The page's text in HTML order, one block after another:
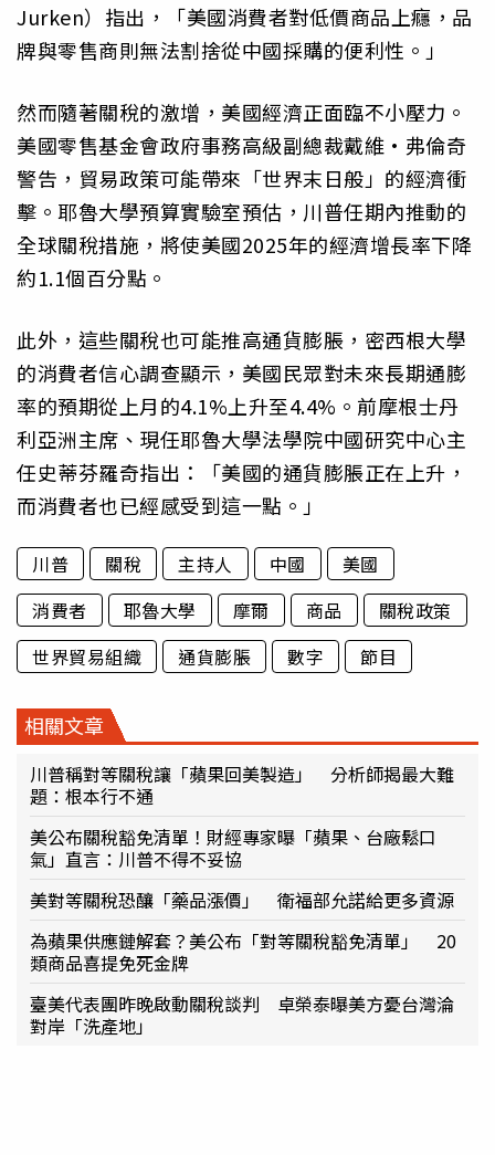
Jurken）指出，「美國消費者對低價商品上癮，品
牌與零售商則無法割捨從中國採購的便利性。」
然而隨著關稅的激增，美國經濟正面臨不小壓力。
美國零售基金會政府事務高級副總裁戴維·弗倫奇
警告，貿易政策可能帶來「世界末日般」的經濟衝
擊。耶魯大學預算實驗室預估，川普任期內推動的
全球關稅措施，將使美國2025年的經濟增長率下降
約1.1個百分點。
此外，這些關稅也可能推高通貨膨脹，密西根大學
的消費者信心調查顯示，美國民眾對未來長期通膨
率的預期從上月的4.1%上升至4.4%。前摩根士丹
利亞洲主席、現任耶魯大學法學院中國研究中心主
任史蒂芬羅奇指出：「美國的通貨膨脹正在上升，
而消費者也已經感受到這一點。」
川普 關稅 主持人 中國
美國
消費者
耶魯大學 摩爾 商品
關稅政策
世界貿易組織
通貨膨脹 數字 節目
相關文章
川普稱對等關稅讓「蘋果回美製造」 分析師揭最大難
題：根本行不通
美公布關稅豁免清單！財經專家曝「蘋果、台廠鬆口
氣」直言：川普不得不妥協
美對等關稅恐釀「藥品漲價」 衛福部允諾給更多資源
為蘋果供應鏈解套？美公布「對等關稅豁免清單」 20
類商品喜提免死金牌
臺美代表團昨晚啟動關稅談判 卓榮泰曝美方憂台灣淪
對岸「洗產地」